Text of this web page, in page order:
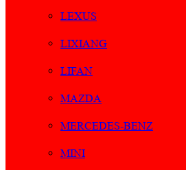
LEXUS
LIXIANG
LIFAN
MAZDA
MERCEDES-BENZ
MINI